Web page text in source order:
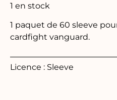
1 en stock
1 paquet de 60 sleeve
cardfight vanguard.
Licence : Sleeve